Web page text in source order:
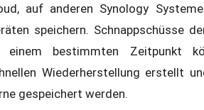
auf anderen Synology
speichern. Schnappschüsse
einem bestimmten Zeitpunkt
Wiederherstellung erstellt
gespeichert werden.